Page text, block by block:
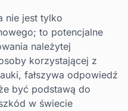
nie jest tylko
to potencjalne
należytej
korzystającej z
fałszywa odpowiedź
być podstawą do
w świecie